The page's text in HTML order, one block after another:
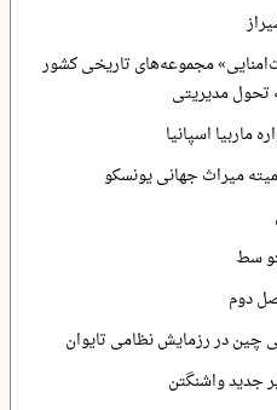
مجموعه‌های تاریخی کشور
تحول مدیریتی
اسپانیا
میراث جهانی یونسکو
سط
دوم
چین در رزمایش نظامی تایوان
جدید واشنگتن